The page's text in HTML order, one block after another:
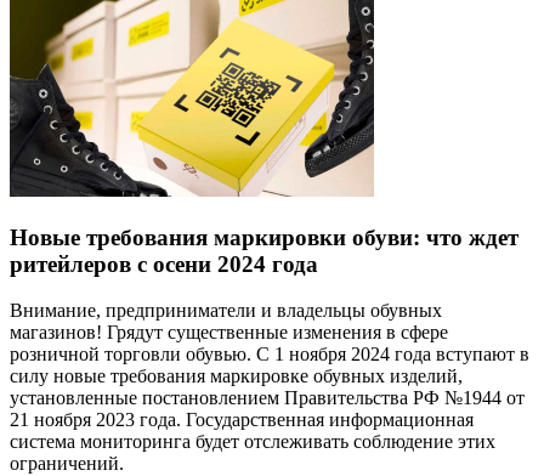
Новые требования маркировки обуви: что ждет
ритейлеров с осени 2024 года
Внимание, предприниматели и владельцы обувных
магазинов! Грядут существенные изменения в сфере
розничной торговли обувью. С 1 ноября 2024 года вступают в
силу новые требования маркировке обувных изделий,
установленные постановлением Правительства РФ №1944 от
21 ноября 2023 года. Государственная информационная
система мониторинга будет отслеживать соблюдение этих
ограничений.